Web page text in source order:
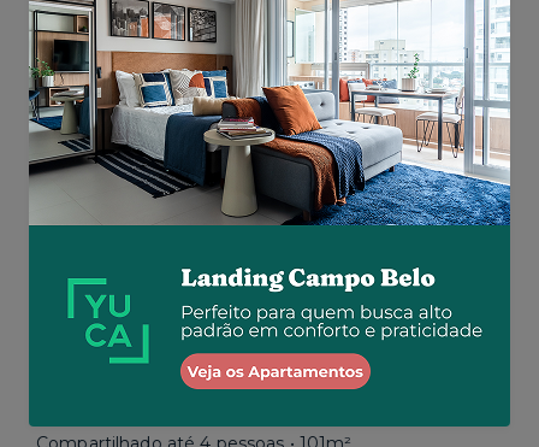
Total R$ 2.843
Similar a sua busca
Em breve